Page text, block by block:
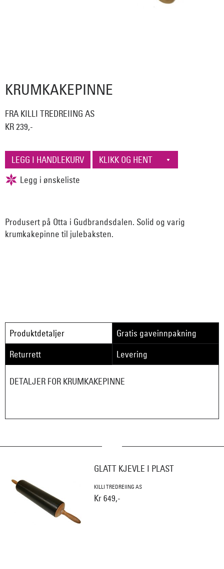
KRUMKAKEPINNE
FRA KILLI TREDREIING AS
KR 239,-
Produsert på Otta i Gudbrandsdalen. Solid og varig
krumkakepinne til julebaksten.
Produktdetaljer
Gratis gaveinnpakning
Returrett
Levering
DETALJER FOR KRUMKAKEPINNE
GLATT KJEVLE I PLAST
KILLI TREDREIING AS
Kr 649,-